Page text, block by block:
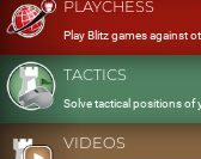
PLAYCHESS
Play Blitz games against
TACTICS
Solve tactical positions of
VIDEOS